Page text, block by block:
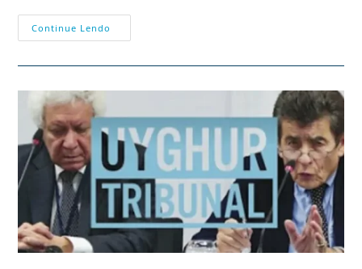
Continue Lendo
Ajude
Apelo
Uma
Jovem
Uighur